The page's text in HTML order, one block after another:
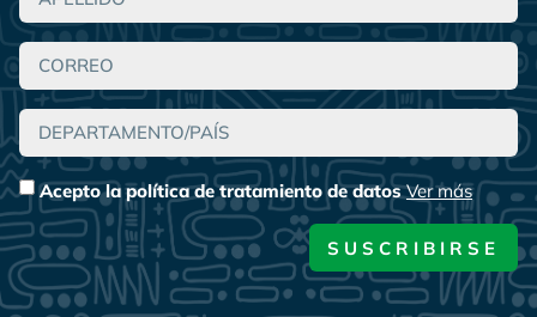
Acepto la política de tratamiento de datosVer más
SUSCRIBIRSE